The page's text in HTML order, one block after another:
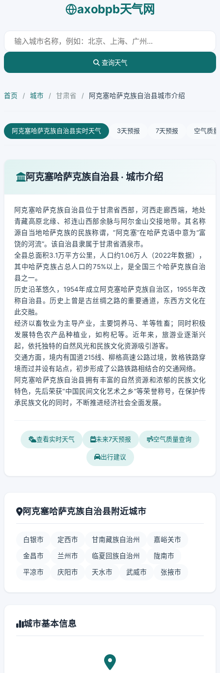
axobpb天气网
查询天气
首页 / 城市 / 甘肃省 / 阿克塞哈萨克族自治县城市介绍
阿克塞哈萨克族自治县实时天气 3天预报 7天预报 空气质量
阿克塞哈萨克族自治县 · 城市介绍
阿克塞哈萨克族自治县位于甘肃省西部，河西走廊西端，地处
青藏高原北缘、祁连山西部余脉与阿尔金山交接地带。其名称
源自当地哈萨克族的民族称谓，“阿克塞”在哈萨克语中意为“富
饶的河流”。该自治县隶属于甘肃省酒泉市。
全县总面积3.1万平方公里，人口约1.06万人（2022年数据），
其中哈萨克族占总人口的75%以上，是全国三个哈萨克族自治
县之一。
历史沿革悠久，1954年成立阿克塞哈萨克族自治区，1955年改
称自治县。历史上曾是古丝绸之路的重要通道，东西方文化在
此交融。
经济以畜牧业为主导产业，主要饲养马、羊等牲畜；同时积极
发展特色农产品种植业，如枸杞等。近年来，旅游业逐渐兴
起，依托独特的自然风光和民族文化资源吸引游客。
交通方面，境内有国道215线、柳格高速公路过境，敦格铁路穿
境而过并设有站点，初步形成了公路铁路相结合的交通网络。
阿克塞哈萨克族自治县拥有丰富的自然资源和浓郁的民族文化
特色，先后荣获“中国民间文化艺术之乡”等荣誉称号，在保护传
承民族文化的同时，不断推进经济社会全面发展。
查看实时天气 未来7天预报 空气质量查询
出行建议
阿克塞哈萨克族自治县附近城市
白银市 定西市 甘南藏族自治州 嘉峪关市
金昌市 兰州市 临夏回族自治州 陇南市
平凉市 庆阳市 天水市 武威市 张掖市
城市基本信息